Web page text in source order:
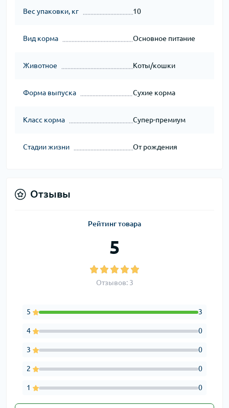
Вес упаковки, кг 10
Вид корма Основное питание
Животное Коты/кошки
Форма выпуска Сухие корма
Класс корма Супер-премиум
Стадии жизни От рождения
Отзывы
Рейтинг товара
5
Отзывов: 3
5 3
4 0
3 0
2 0
1 0